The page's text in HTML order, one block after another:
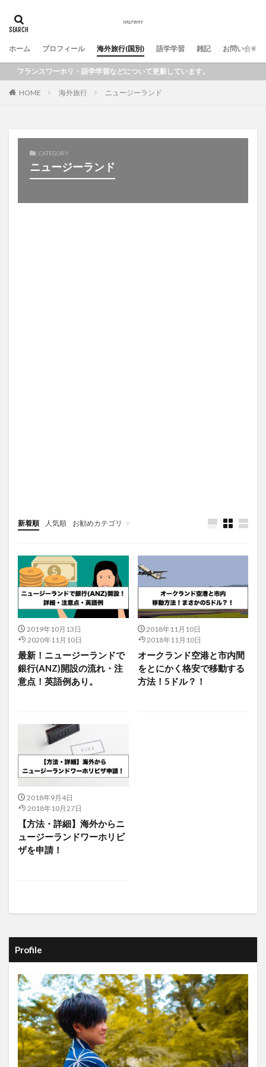
ホーム プロフィール 海外旅行(国別) 語学学習 雑記 お問い合わせ
フランスワーホリ・語学学習などについて更新しています。
HOME 海外旅行 ニュージーランド
CATEGORY
ニュージーランド
新着順 人気順 お勧めカテゴリ
未分類
2019年10月13日
2020年11月10日
最新！ニュージーランドで
銀行(ANZ)開設の流れ・注
意点！英語例あり。
2018年11月10日
2018年11月10日
オークランド空港と市内間
をとにかく格安で移動する
方法！5ドル？！
2018年9月4日
2018年10月27日
【方法・詳細】海外からニ
ュージーランドワーホリビ
ザを申請！
Profile